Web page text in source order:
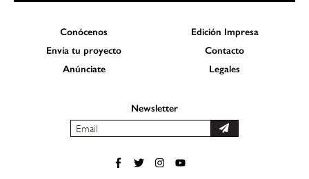
Conócenos
Edición Impresa
Envía tu proyecto
Contacto
Anúnciate
Legales
Newsletter